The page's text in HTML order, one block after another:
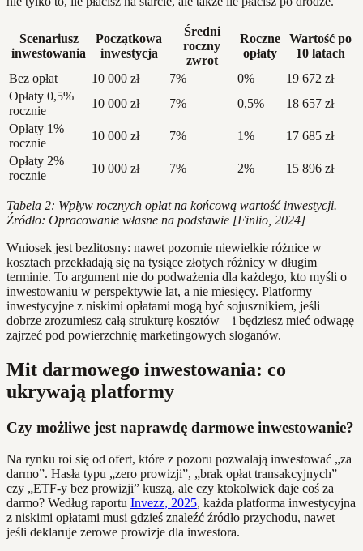
Scenariusz
inwestowania
Początkowa
inwestycja
Średni
roczny
zwrot
Roczne
opłaty
Wartość po
10 latach
Bez opłat
10 000 zł 7% 0%
19 672 zł
Opłaty 0,5%
rocznie
10 000 zł 7% 0,5%
18 657 zł
Opłaty 1%
rocznie
10 000 zł 7% 1%
17 685 zł
Opłaty 2%
rocznie
10 000 zł 7% 2% 15 896 zł
Tabela 2: Wpływ rocznych opłat na końcową wartość inwestycji.
Źródło: Opracowanie własne na podstawie [Finlio, 2024]
Wniosek jest bezlitosny: nawet pozornie niewielkie różnice w
kosztach przekładają się na tysiące złotych różnicy w długim
terminie. To argument nie do podważenia dla każdego, kto myśli o
inwestowaniu w perspektywie lat, a nie miesięcy. Platformy
inwestycyjne z niskimi opłatami mogą być sojusznikiem, jeśli
dobrze zrozumiesz całą strukturę kosztów – i będziesz mieć odwagę
zajrzeć pod powierzchnię marketingowych sloganów.
Mit darmowego inwestowania: co
ukrywają platformy
Czy możliwe jest naprawdę darmowe inwestowanie?
Na rynku roi się od ofert, które z pozoru pozwalają inwestować „za
darmo”. Hasła typu „zero prowizji”, „brak opłat transakcyjnych”
czy „ETF-y bez prowizji” kuszą, ale czy ktokolwiek daje coś za
darmo? Według raportu Invezz, 2025, każda platforma inwestycyjna
z niskimi opłatami musi gdzieś znaleźć źródło przychodu, nawet
jeśli deklaruje zerowe prowizje dla inwestora.